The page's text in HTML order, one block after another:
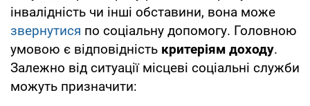
інвалідність чи інші обставини, вона може
звернутися по соціальну допомогу. Головною
умовою є відповідність критеріям доходу.
Залежно від ситуації місцеві соціальні служби
можуть призначити: